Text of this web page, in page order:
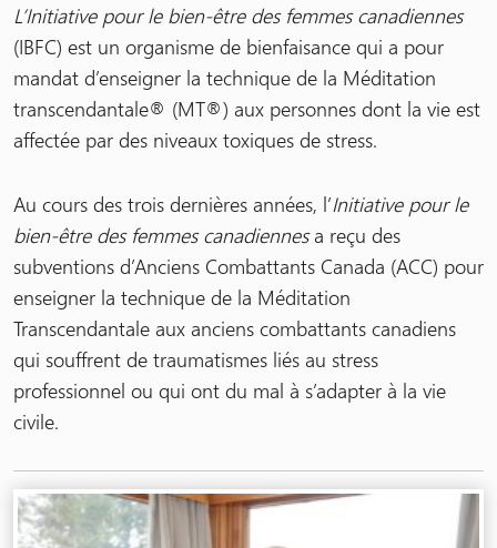
L’Initiative pour le bien-être des femmes canadiennes
(IBFC) est un organisme de bienfaisance qui a pour
mandat d’enseigner la technique de la Méditation
transcendantale® (MT®) aux personnes dont la vie est
affectée par des niveaux toxiques de stress.
Au cours des trois dernières années, l’Initiative pour le
bien-être des femmes canadiennesa reçu des
subventions d’Anciens Combattants Canada (ACC) pour
enseigner la technique de la Méditation
Transcendantale aux anciens combattants canadiens
qui souffrent de traumatismes liés au stress
professionnel ou qui ont du mal à s’adapter à la vie
civile.